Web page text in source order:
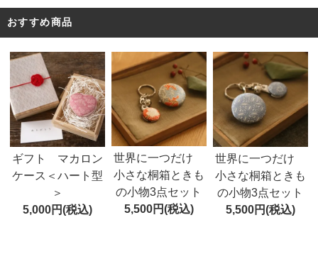
おすすめ商品
ギフト マカロン
ケース＜ハート型
＞
5,000円(税込)
世界に一つだけ
小さな桐箱ときも
の小物3点セット
5,500円(税込)
世界に一つだけ
小さな桐箱ときも
の小物3点セット
5,500円(税込)